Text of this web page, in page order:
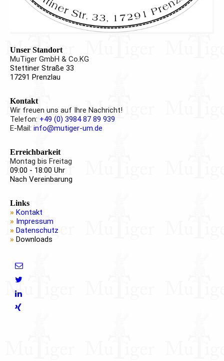
Unser Standort
MuTiger GmbH & Co.KG
Stettiner Straße 33
17291 Prenzlau
Kontakt
Wir freuen uns auf Ihre Nachricht!
Telefon: +49 (0) 3984 87 89 939
E-Mail: info@mutiger-um.de
Erreichbarkeit
Montag bis Freitag
09:00 - 18:00 Uhr
Nach Vereinbarung
Links
» Kontakt
» Impressum
» Datenschutz
» Downloads